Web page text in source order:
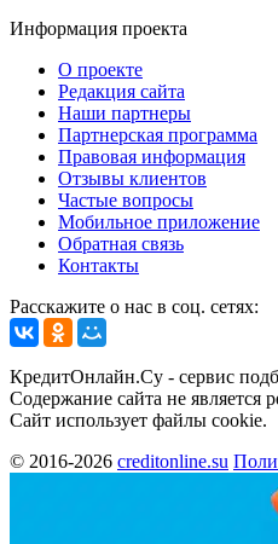
Информация проекта
О проекте
Редакция сайта
Наши партнеры
Партнерская программа
Правовая информация
Отзывы клиентов
Частые вопросы
Мобильное приложение
Обратная связь
Контакты
Расскажите о нас в соц. сетях:
КредитОнлайн.Су - сервис
Содержание сайта не
Сайт использует файлы cookie.
© 2016-2026 creditonline.su